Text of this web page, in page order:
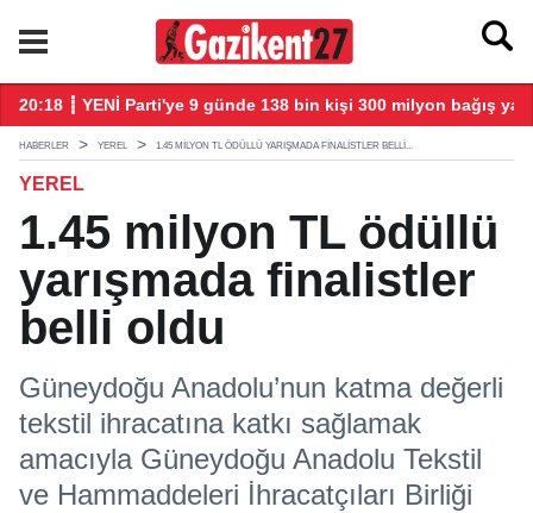
başladı
20:18 ┋ YENİ Parti'ye 9 günde 138 bin kişi 300 milyon bağış
HABERLER YEREL 1.45 MILYON TL ÖDÜLLÜ YARIŞMADA FINALISTLER BELLI...
YEREL
1.45 milyon TL ödüllü
yarışmada finalistler
belli oldu
Güneydoğu Anadolu’nun katma değerli
tekstil ihracatına katkı sağlamak
amacıyla Güneydoğu Anadolu Tekstil
ve Hammaddeleri İhracatçıları Birliği